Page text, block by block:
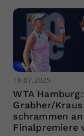
19.07.2025
WTA Hamburg:
Grabher/Kraus
schrammen an
Finalpremiere